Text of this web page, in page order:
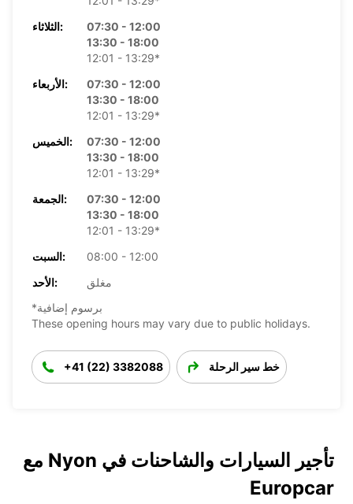
الثلاثاء:
07:30 - 12:00
13:30 - 18:00
12:01 - 13:29*
الأربعاء:
07:30 - 12:00
13:30 - 18:00
12:01 - 13:29*
الخميس:
07:30 - 12:00
13:30 - 18:00
12:01 - 13:29*
الجمعة:
07:30 - 12:00
13:30 - 18:00
12:01 - 13:29*
السبت:
08:00 - 12:00
الأحد:
مغلق
*برسوم إضافية
These opening hours may vary due to public holidays.
+41 (22) 3382088 خط سير الرحلة
تأجير السيارات والشاحنات في Nyon مع
Europcar